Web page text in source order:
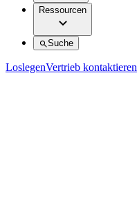
Ressourcen
Suche
LoslegenVertrieb kontaktieren